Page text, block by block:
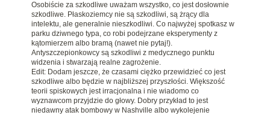
Osobiście za szkodliwe uważam wszystko, co jest dosłownie
szkodliwe. Płaskoziemcy nie są szkodliwi, są żrący dla
intelektu, ale generalnie nieszkodliwi. Co najwyżej spotkasz w
parku dziwnego typa, co robi podejrzane eksperymenty z
kątomierzem albo bramą (nawet nie pytaj!).
Antyszczepionkowcy są szkodliwi z medycznego punktu
widzenia i stwarzają realne zagrożenie.
Edit: Dodam jeszcze, że czasami ciężko przewidzieć co jest
szkodliwe albo będzie w najbliższej przyszłości. Większość
teorii spiskowych jest irracjonalna i nie wiadomo co
wyznawcom przyjdzie do głowy. Dobry przykład to jest
niedawny atak bombowy w Nashville albo wykolejenie